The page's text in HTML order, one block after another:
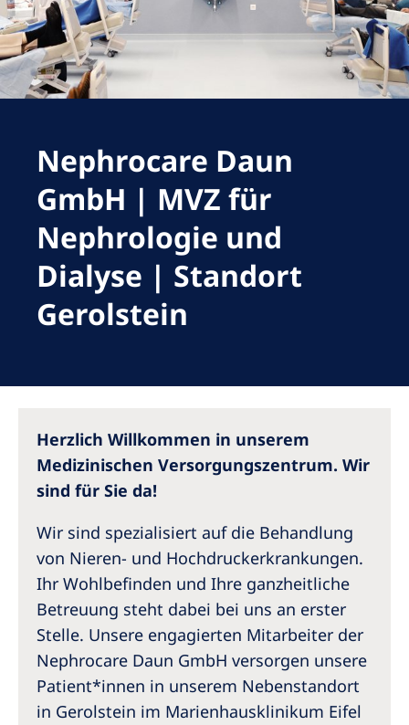
Romania
Russia
Serbia
Slovenia
Spain
Sweden
Switzerland
United Kingdom
Philippines
North America
United States of America
NephroCare International
Global Website
Nephrocare Daun
GmbH | MVZ für
Nephrologie und
Dialyse | Standort
Gerolstein
Herzlich Willkommen in unserem
Medizinischen Versorgungszentrum. Wir
sind für Sie da!
Wir sind spezialisiert auf die Behandlung
von Nieren- und Hochdruckerkrankungen.
Ihr Wohlbefinden und Ihre ganzheitliche
Betreuung steht dabei bei uns an erster
Stelle. Unsere engagierten Mitarbeiter der
Nephrocare Daun GmbH versorgen unsere
Patient*innen in unserem Nebenstandort
in Gerolstein im Marienhausklinikum Eifel